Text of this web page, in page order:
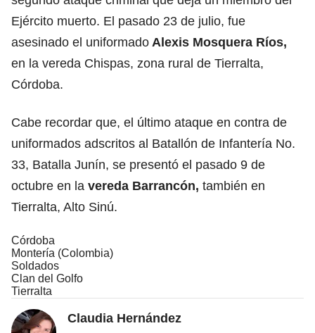
Ejército muerto. El pasado 23 de julio, fue
asesinado el uniformado Alexis Mosquera Ríos,
en la vereda Chispas, zona rural de Tierralta,
Córdoba.
Cabe recordar que, el último ataque en contra de
uniformados adscritos al Batallón de Infantería No.
33, Batalla Junín, se presentó el pasado 9 de
octubre en la vereda Barrancón, también en
Tierralta, Alto Sinú.
Córdoba
Montería (Colombia)
Soldados
Clan del Golfo
Tierralta
Claudia Hernández